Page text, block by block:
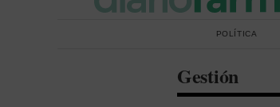
POLÍTICA
Gestión